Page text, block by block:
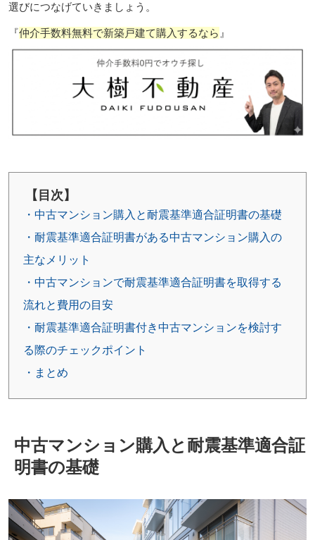
選びにつなげていきましょう。
『仲介手数料無料で新築戸建て購入するなら 』
【目次】
・中古マンション購入と耐震基準適合証明書の基礎
・耐震基準適合証明書がある中古マンション購入の
主なメリット
・中古マンションで耐震基準適合証明書を取得する
流れと費用の目安
・耐震基準適合証明書付き中古マンションを検討す
る際のチェックポイント
・まとめ
中古マンション購入と耐震基準適合証
明書の基礎